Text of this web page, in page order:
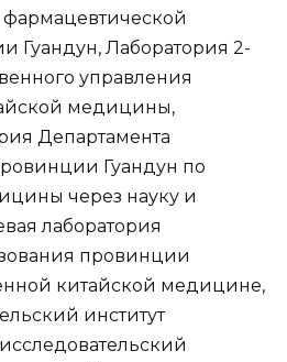
Гуандун, Лаборатория 2-
управления
медицины,
Департамента
Гуандун по
через науку и
лаборатория
провинции
китайской медицине,
институт